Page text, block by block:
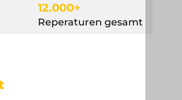
12.000+
Reperaturen gesamt